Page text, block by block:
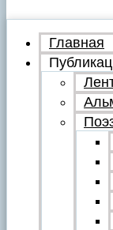
Главная